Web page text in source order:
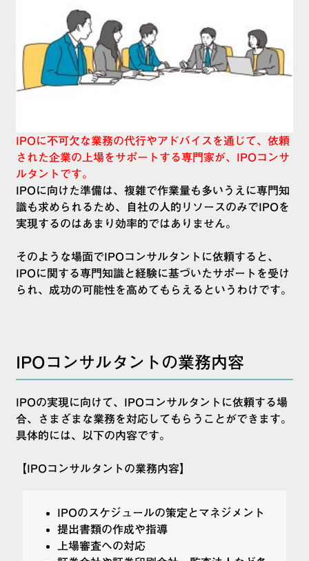
IPOに不可欠な業務の代行やアドバイスを通じて、依頼
された企業の上場をサポートする専門家が、IPOコンサ
ルタントです。
IPOに向けた準備は、複雑で作業量も多いうえに専門知
識も求められるため、自社の人的リソースのみでIPOを
実現するのはあまり効率的ではありません。
そのような場面でIPOコンサルタントに依頼すると、
IPOに関する専門知識と経験に基づいたサポートを受け
られ、成功の可能性を高めてもらえるというわけです。
IPOコンサルタントの業務内容
IPOの実現に向けて、IPOコンサルタントに依頼する場
合、さまざまな業務を対応してもらうことができます。
具体的には、以下の内容です。
【IPOコンサルタントの業務内容】
IPOのスケジュールの策定とマネジメント
提出書類の作成や指導
上場審査への対応